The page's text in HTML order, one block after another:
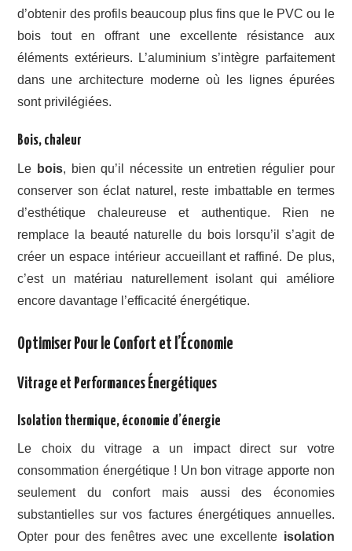
d’obtenir des profils beaucoup plus fins que le PVC ou le
bois tout en offrant une excellente résistance aux
éléments extérieurs. L’aluminium s’intègre parfaitement
dans une architecture moderne où les lignes épurées
sont privilégiées.
Bois, chaleur
Le bois, bien qu’il nécessite un entretien régulier pour
conserver son éclat naturel, reste imbattable en termes
d’esthétique chaleureuse et authentique. Rien ne
remplace la beauté naturelle du bois lorsqu’il s’agit de
créer un espace intérieur accueillant et raffiné. De plus,
c’est un matériau naturellement isolant qui améliore
encore davantage l’efficacité énergétique.
Optimiser Pour le Confort et l’Économie
Vitrage et Performances Énergétiques
Isolation thermique, économie d’énergie
Le choix du vitrage a un impact direct sur votre
consommation énergétique ! Un bon vitrage apporte non
seulement du confort mais aussi des économies
substantielles sur vos factures énergétiques annuelles.
Opter pour des fenêtres avec une excellente isolation